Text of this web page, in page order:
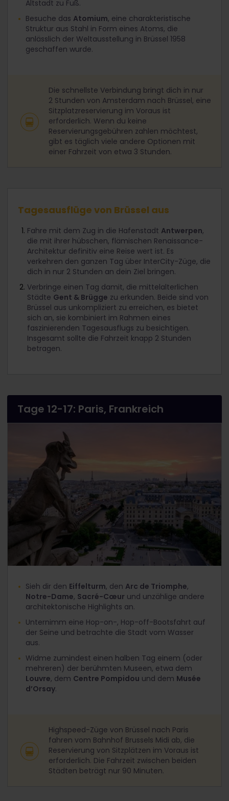
Altstadt zu Fuß.
Besuche das Atomium, eine charakteristische
Struktur aus Stahl in Form eines Atoms, die
anlässlich der Weltausstellung in Brüssel 1958
geschaffen wurde.
Die schnellste Verbindung bringt dich in nur
2 Stunden von Amsterdam nach Brüssel, eine
Sitzplatzreservierung im Voraus ist
erforderlich. Wenn du keine
Reservierungsgebühren zahlen möchtest,
gibt es täglich viele andere Optionen mit
einer Fahrzeit von etwa 3 Stunden.
Tagesausflüge von Brüssel aus
Fahre mit dem Zug in die Hafenstadt Antwerpen,
die mit ihrer hübschen, flämischen Renaissance-
Architektur definitiv eine Reise wert ist. Es
verkehren den ganzen Tag über InterCity-Züge, die
dich in nur 2 Stunden an dein Ziel bringen.
Verbringe einen Tag damit, die mittelalterlichen
Städte Gent & Brügge zu erkunden. Beide sind von
Brüssel aus unkompliziert zu erreichen, es bietet
sich an, sie kombiniert im Rahmen eines
faszinierenden Tagesausflugs zu besichtigen.
Insgesamt sollte die Fahrzeit knapp 2 Stunden
betragen.
Tage 12-17: Paris, Frankreich
Sieh dir den Eiffelturm, den Arc de Triomphe,
Notre-Dame, Sacré-Cœur und unzählige andere
architektonische Highlights an.
Unternimm eine Hop-on-, Hop-off-Bootsfahrt auf
der Seine und betrachte die Stadt vom Wasser
aus.
Widme zumindest einen halben Tag einem (oder
mehreren) der berühmten Museen, etwa dem
Louvre, dem Centre Pompidou und dem Musée
d’Orsay.
Highspeed-Züge von Brüssel nach Paris
fahren vom Bahnhof Brussels Midi ab, die
Reservierung von Sitzplätzen im Voraus ist
erforderlich. Die Fahrzeit zwischen beiden
Städten beträgt nur 90 Minuten.